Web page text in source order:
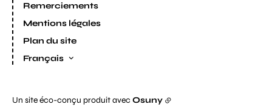
Remerciements
Mentions légales
Plan du site
Français
Un site éco-conçu produit avec Osuny